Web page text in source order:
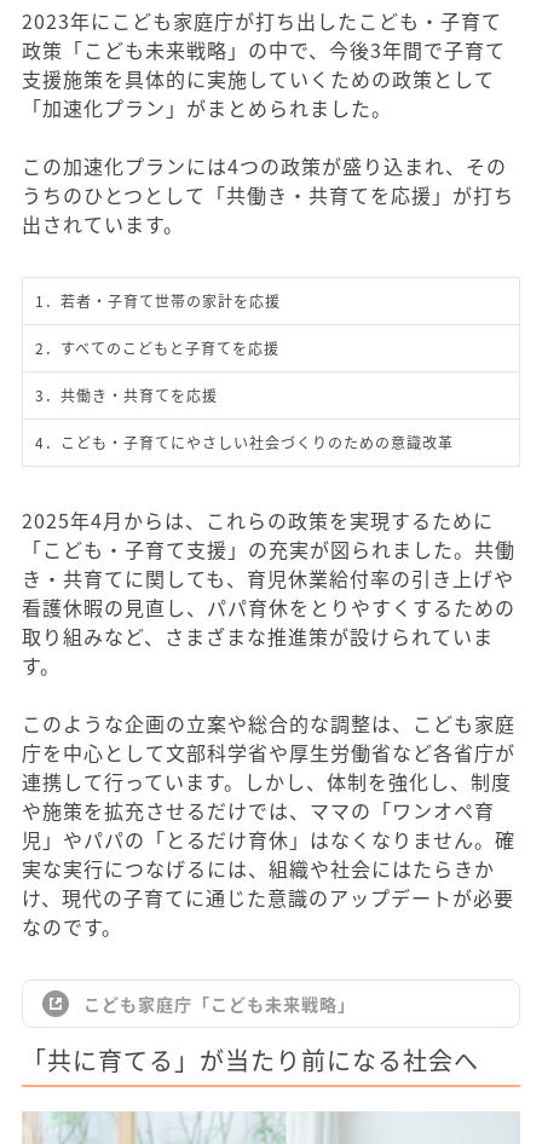
2023年にこども家庭庁が打ち出したこども・子育て
政策「こども未来戦略」の中で、今後3年間で子育て
支援施策を具体的に実施していくための政策として
「加速化プラン」がまとめられました。
この加速化プランには4つの政策が盛り込まれ、その
うちのひとつとして「共働き・共育てを応援」が打ち
出されています。
1．若者・子育て世帯の家計を応援
2．すべてのこどもと子育てを応援
3．共働き・共育てを応援
4．こども・子育てにやさしい社会づくりのための意識改革
2025年4月からは、これらの政策を実現するために
「こども・子育て支援」の充実が図られました。共働
き・共育てに関しても、育児休業給付率の引き上げや
看護休暇の見直し、パパ育休をとりやすくするための
取り組みなど、さまざまな推進策が設けられていま
す。
このような企画の立案や総合的な調整は、こども家庭
庁を中心として文部科学省や厚生労働省など各省庁が
連携して行っています。しかし、体制を強化し、制度
や施策を拡充させるだけでは、ママの「ワンオペ育
児」やパパの「とるだけ育休」はなくなりません。確
実な実行につなげるには、組織や社会にはたらきか
け、現代の子育てに通じた意識のアップデートが必要
なのです。
こども家庭庁「こども未来戦略」
「共に育てる」が当たり前になる社会へ